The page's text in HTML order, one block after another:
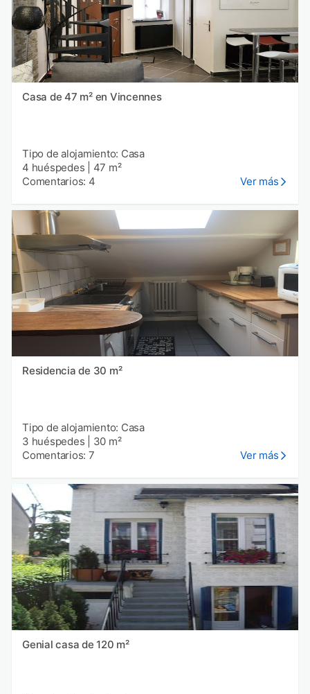
Casa de 47 m² en Vincennes
Tipo de alojamiento: Casa
4 huéspedes
47 m²
Comentarios: 4
Ver más
Residencia de 30 m²
Tipo de alojamiento: Casa
3 huéspedes
30 m²
Comentarios: 7
Ver más
Genial casa de 120 m²